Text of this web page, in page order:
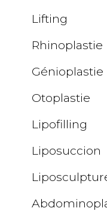
Lifting
Rhinoplastie
Génioplastie
Otoplastie
Lipofilling
Liposuccion